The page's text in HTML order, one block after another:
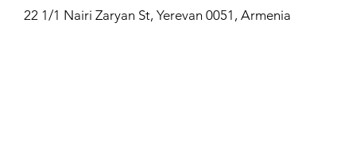
22 1/1 Nairi Zaryan St, Yerevan 0051, Armenia